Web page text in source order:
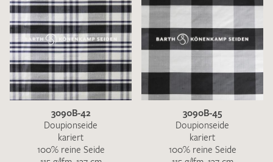
3090B-42
Doupionseide
kariert
100% reine Seide
3090B-45
Doupionseide
kariert
100% reine Seide